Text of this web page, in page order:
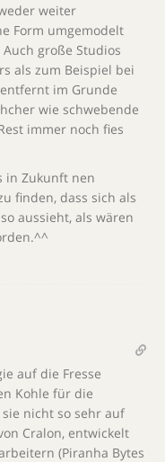
weiter
Form umgemodelt
große Studios
als zum Beispiel bei
im Grunde
wie schwebende
immer noch fies
in Zukunft nen
finden, dass sich als
aussieht, als wären
auf die Fresse
Kohle für die
nicht so sehr auf
Cralon, entwickelt
(Piranha Bytes